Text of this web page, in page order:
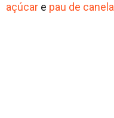
açúcar e pau de canela